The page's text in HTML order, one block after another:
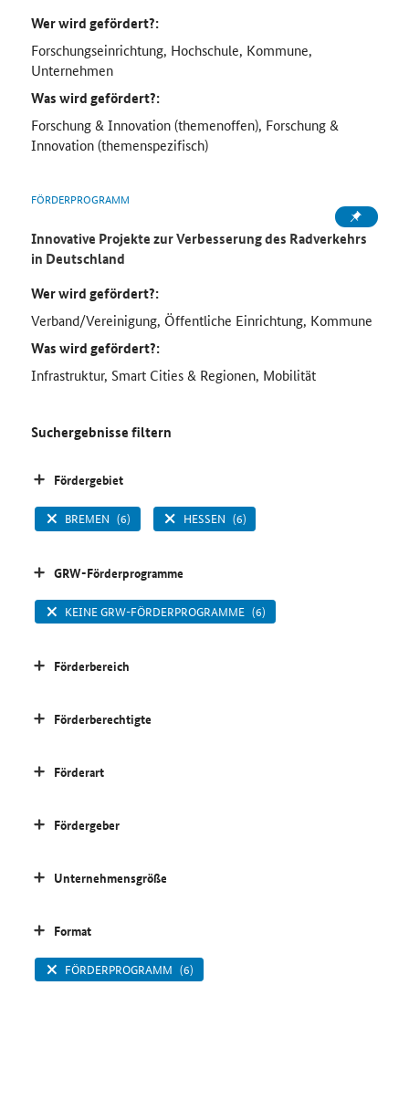
Wer wird gefördert?:
Forschungseinrichtung, Hochschule, Kommune,
Unternehmen
Was wird gefördert?:
Forschung & Innovation (themenoffen), Forschung &
Innovation (themenspezifisch)
FÖRDERPROGRAMM
Innovative Projekte zur Verbesserung des Radverkehrs
in Deutschland
Wer wird gefördert?:
Verband/Vereinigung, Öffentliche Einrichtung, Kommune
Was wird gefördert?:
Infrastruktur, Smart Cities & Regionen, Mobilität
Suchergebnisse filtern
Fördergebiet
BREMEN (6) HESSEN (6)
GRW-Förderprogramme
KEINE GRW-FÖRDERPROGRAMME (6)
Förderbereich
Förderberechtigte
Förderart
Fördergeber
Unternehmensgröße
Format
FÖRDERPROGRAMM (6)